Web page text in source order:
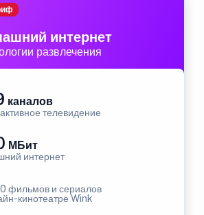
интернет
развлечения
каналов
телевидение
МБит
интернет
фильмов и сериалов
кинотеатре Wink